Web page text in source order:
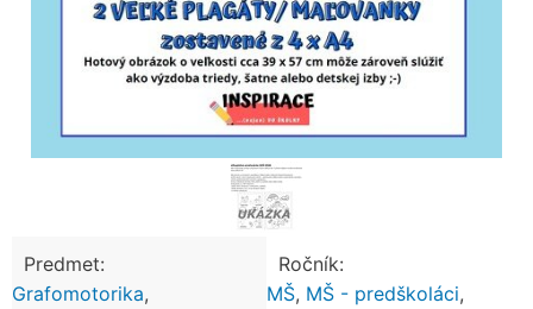
Predmet:
Grafomotorika,
Ročník:
MŠ, MŠ - predškoláci,